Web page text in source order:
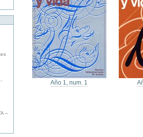
--
Año 1, num. 1